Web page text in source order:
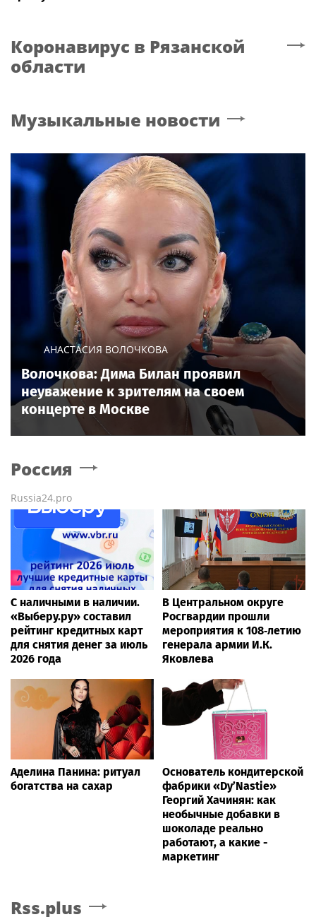
Коронавирус в Рязанской
области
Музыкальные новости
АНАСТАСИЯ ВОЛОЧКОВА
Волочкова: Дима Билан проявил
неуважение к зрителям на своем
концерте в Москве
Россия
Russia24.pro
С наличными в наличии.
«Выберу.ру» составил
рейтинг кредитных карт
для снятия денег за июль
2026 года
В Центральном округе
Росгвардии прошли
мероприятия к 108‑летию
генерала армии И.К.
Яковлева
Аделина Панина: ритуал
богатства на сахар
Основатель кондитерской
фабрики «Dy’Nastie»
Георгий Хачинян: как
необычные добавки в
шоколаде реально
работают, а какие -
маркетинг
Rss.plus